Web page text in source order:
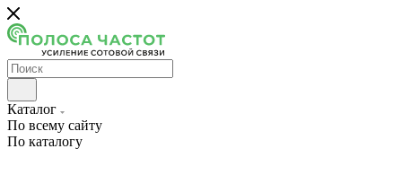
Каталог
По всему сайту
По каталогу